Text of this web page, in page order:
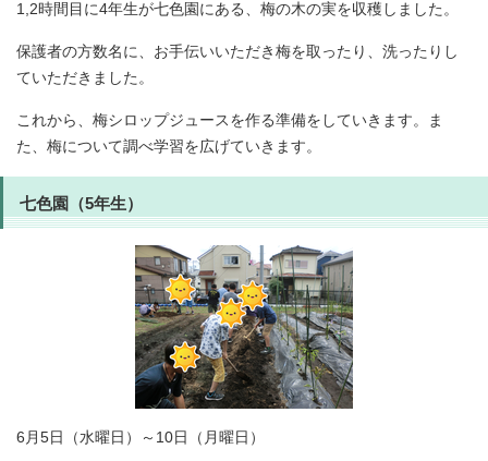
1,2時間目に4年生が七色園にある、梅の木の実を収穫しました。
保護者の方数名に、お手伝いいただき梅を取ったり、洗ったりし
ていただきました。
これから、梅シロップジュースを作る準備をしていきます。ま
た、梅について調べ学習を広げていきます。
七色園（5年生）
6月5日（水曜日）～10日（月曜日）